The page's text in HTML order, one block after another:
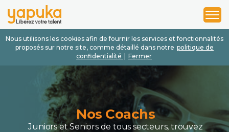
Nous utilisons les cookies afin de fournir les services et fonctionnalités
proposés sur notre site, comme détaillé dans notre politique de
confidentialité
Fermer
1
2
3
Nos Coachs
Juniors et Seniors de tous secteurs, trouvez